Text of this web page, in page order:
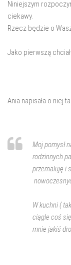
salon
Przedpokój
Domowe biuro
Niniejszym
ciekawy.
Rzecz będzie o
Jako pierwszą
Ania napisała o niej
Moj pomysł
rodzinnych
przemaluję i
W kuchni (
ciągle coś
mnie jakiś